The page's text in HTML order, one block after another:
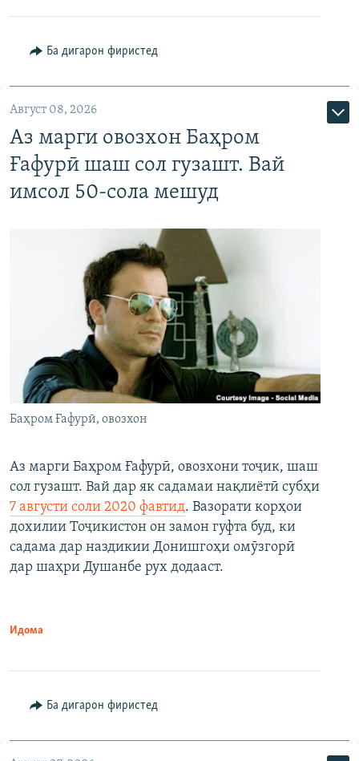
Ба дигарон фиристед
Август 08, 2026
Аз марги овозхон Баҳром
Ғафурӣ шаш сол гузашт. Вай
имсол 50-сола мешуд
Баҳром Ғафурӣ, овозхон
Аз марги Баҳром Ғафурӣ, овозхони тоҷик, шаш
сол гузашт. Вай дар як садамаи нақлиётӣ субҳи
7 августи соли 2020 фавтид. Вазорати корҳои
дохилии Тоҷикистон он замон гуфта буд, ки
садама дар наздикии Донишгоҳи омӯзгорӣ
дар шаҳри Душанбе рух додааст.
Идома
Ба дигарон фиристед